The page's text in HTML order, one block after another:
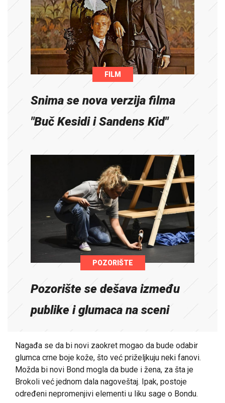
FILM
Snima se nova verzija filma
"Buč Kesidi i Sandens Kid"
POZORIŠTE
Pozorište se dešava između
publike i glumaca na sceni
Nagađa se da bi novi zaokret mogao da bude odabir
glumca crne boje kože, što već priželjkuju neki fanovi.
Možda bi novi Bond mogla da bude i žena, za šta je
Brokoli već jednom dala nagoveštaj. Ipak, postoje
određeni nepromenjivi elementi u liku sage o Bondu.